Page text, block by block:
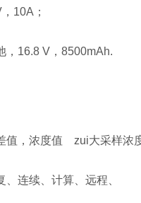
10A；
，16.8 V，8500mAh.
值，浓度值 zui大采样浓
、连续、计算、远程、